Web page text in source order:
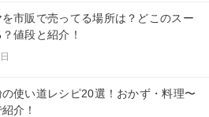
を市販で売ってる場所は？どこのスー
値段と紹介！
使い道レシピ20選！おかず・料理〜
介！